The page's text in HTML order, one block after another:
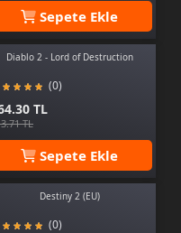
Sepete Ekle
Diablo 2 - Lord of Destruction
(0)
TL
TL
Sepete Ekle
Destiny 2 (EU)
(0)